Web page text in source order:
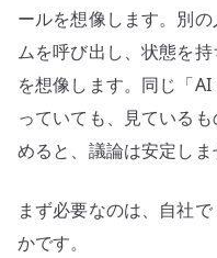
ールを想像します。別
ムを呼び出し、状態を
を想像します。同じ「
っていても、見ている
めると、議論は安定しま
まず必要なのは、自社
かです。